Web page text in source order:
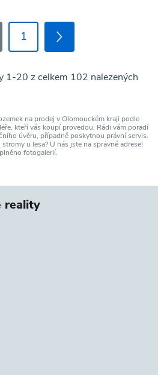
1
1-20 z celkem 102 nalezených
na prodej v Olomouckém kraji podle
kteří vás koupí provedou. Rádi vám poradí
úvěru, případně poskytnou právní servis.
u lesa? U nás jste na správné adrese!
fotogalerií.
reality